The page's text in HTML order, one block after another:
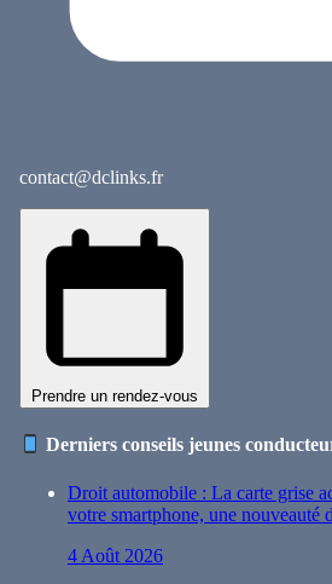
contact@dclinks.fr
Prendre un rendez-vous
Derniers conseils jeunes
Droit automobile : La carte grise
votre smartphone, une nouveauté
4 Août 2026